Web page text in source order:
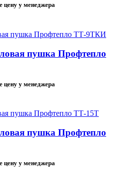
цену у менеджера
пушка Профтепло
цену у менеджера
пушка Профтепло
цену у менеджера